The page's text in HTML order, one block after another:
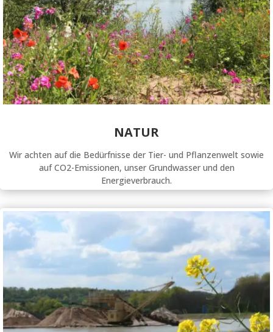
NATUR
Wir achten auf die Bedürfnisse der Tier- und Pflanzenwelt sowie
auf CO2-Emissionen, unser Grundwasser und den
Energieverbrauch.